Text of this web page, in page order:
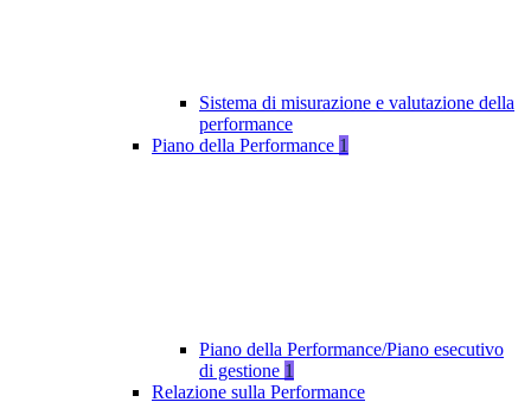
Sistema di misurazione e valutazione della
performance
Piano della Performance 1
Piano della Performance/Piano esecutivo
di gestione 1
Relazione sulla Performance